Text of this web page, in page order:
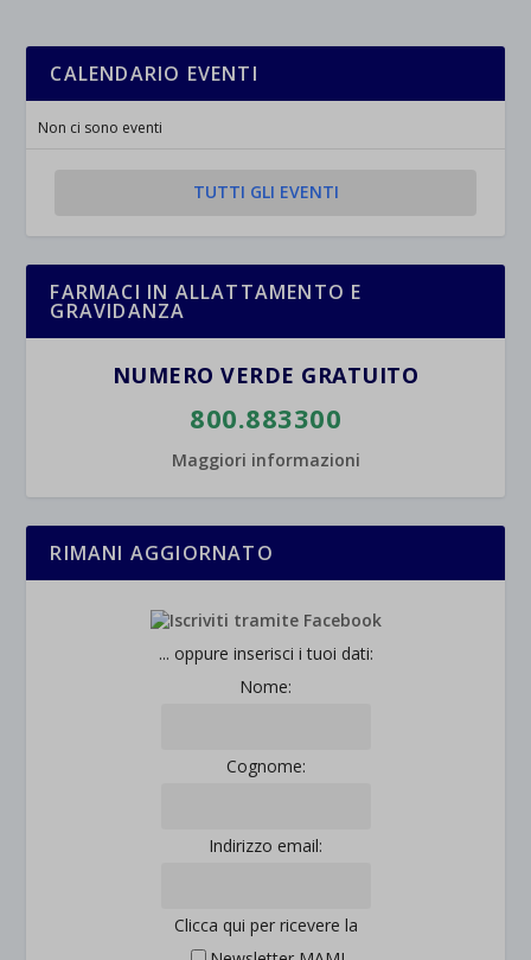
CALENDARIO EVENTI
Non ci sono eventi
TUTTI GLI EVENTI
FARMACI IN ALLATTAMENTO E
GRAVIDANZA
NUMERO VERDE GRATUITO
800.883300
Maggiori informazioni
RIMANI AGGIORNATO
... oppure inserisci i tuoi dati:
Nome:
Cognome:
Indirizzo email:
Clicca qui per ricevere la